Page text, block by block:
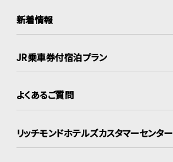
新着情報
JR乗車券付宿泊プラン
よくあるご質問
リッチモンドホテルズカスタマーセンター